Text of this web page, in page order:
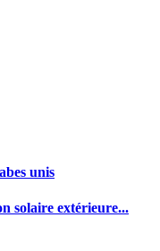
unis
solaire extérieure...